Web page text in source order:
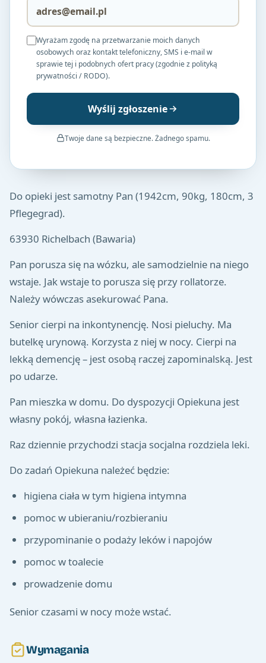
Wyrażam zgodę na przetwarzanie moich danych
osobowych oraz kontakt telefoniczny, SMS i e-mail w
sprawie tej i podobnych ofert pracy (zgodnie z polityką
prywatności / RODO).
Wyślij zgłoszenie
Twoje dane są bezpieczne. Żadnego spamu.
Do opieki jest samotny Pan (1942cm, 90kg, 180cm, 3
Pflegegrad).
63930 Richelbach (Bawaria)
Pan porusza się na wózku, ale samodzielnie na niego
wstaje. Jak wstaje to porusza się przy rollatorze.
Należy wówczas asekurować Pana.
Senior cierpi na inkontynencję. Nosi pieluchy. Ma
butelkę urynową. Korzysta z niej w nocy. Cierpi na
lekką demencję – jest osobą raczej zapominalską. Jest
po udarze.
Pan mieszka w domu. Do dyspozycji Opiekuna jest
własny pokój, własna łazienka.
Raz dziennie przychodzi stacja socjalna rozdziela leki.
Do zadań Opiekuna należeć będzie:
higiena ciała w tym higiena intymna
pomoc w ubieraniu/rozbieraniu
przypominanie o podaży leków i napojów
pomoc w toalecie
prowadzenie domu
Senior czasami w nocy może wstać.
Wymagania